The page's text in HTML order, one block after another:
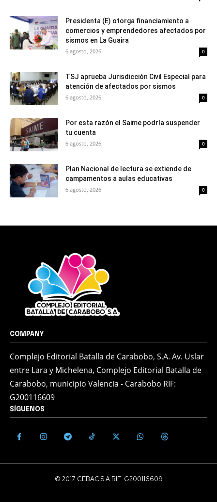
Presidenta (E) otorga financiamiento a
comercios y emprendedores afectados por
sismos en La Guaira
6 agosto, 2026 0
TSJ aprueba Jurisdicción Civil Especial para
atención de afectados por sismos
6 agosto, 2026 0
Por esta razón el Saime podría suspender
tu cuenta
6 agosto, 2026 0
Plan Nacional de lectura se extiende de
campamentos a aulas educativas
6 agosto, 2026 0
COMPANY
Complejo Editorial Batalla de Carabobo, S.A. Av. Uslar
entre Lara y Michelena, Complejo Editorial Batalla de
Carabobo, municipio Valencia - Carabobo RIF:
G200116609
SÍGUENOS
© 2017 CEBAC S.A RIF: G200116609